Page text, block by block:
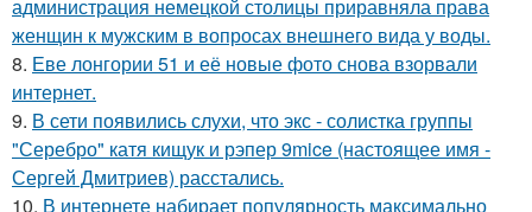
администрация немецкой столицы приравняла права
женщин к мужским в вопросах внешнего вида у воды.
8. Еве лонгории 51 и её новые фото снова взорвали
интернет.
9. В сети появились слухи, что экс - солистка группы
"Серебро" катя кищук и рэпер 9mice (настоящее имя -
Сергей Дмитриев) расстались.
10. В интернете набирает популярность максимально